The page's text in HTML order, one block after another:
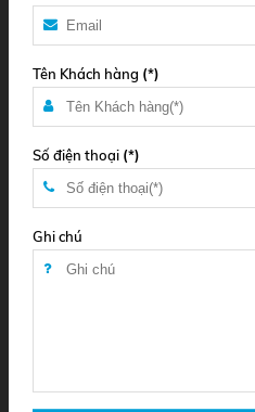
Tên Khách hàng (*)
Số điện thoại (*)
Ghi chú